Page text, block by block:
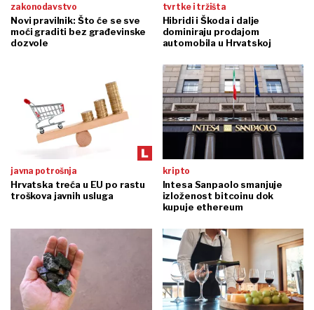
zakonodavstvo
Novi pravilnik: Što će se sve
moći graditi bez građevinske
dozvole
tvrtke i tržišta
Hibridi i Škoda i dalje
dominiraju prodajom
automobila u Hrvatskoj
javna potrošnja
Hrvatska treća u EU po rastu
troškova javnih usluga
kripto
Intesa Sanpaolo smanjuje
izloženost bitcoinu dok
kupuje ethereum